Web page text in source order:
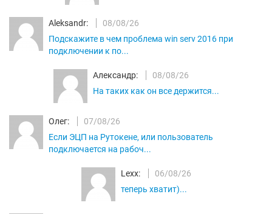
Aleksandr:
08/08/26
Подскажите в чем проблема win serv 2016 при
подключении к по...
Александр:
08/08/26
На таких как он все держится...
Олег:
07/08/26
Если ЭЦП на Рутокене, или пользователь
подключается на рабоч...
Lexx:
06/08/26
теперь хватит)...